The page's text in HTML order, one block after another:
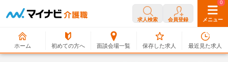
求人検索 会員登録 メニュー
ホーム 初めての方へ 面談会場一覧
0
保存した求人
0
最近見た求人